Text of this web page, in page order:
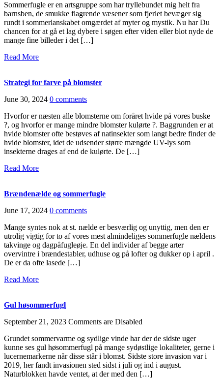
Sommerfugle er en artsgruppe som har tryllebundet mig helt fra
barnsben, de smukke flagrende væsener som fjerlet bevæger sig
rundt i sommerlanskabet omgærdet af myter og mystik. Nu har Du
chancen for at gå et lag dybere i søgen efter viden eller blot nyde de
mange fine billeder i det […]
Read More
Strategi for farve på blomster
June 30, 2024 0 comments
Hvorfor er næsten alle blomsterne om foråret hvide på vores buske
?, og hvorfor er mange mindre blomster kulørte ?. Baggrunden er at
hvide blomster ofte bestøves af natinsekter som langt bedre finder de
hvide blomster, idet de udsender større mængde UV-lys som
insekterne drages af end de kulørte. De […]
Read More
Brændenælde og sommerfugle
June 17, 2024 0 comments
Mange syntes nok at st. nælde er besværlig og unyttig, men den er
utrolig vigtig for to af vores mest almindeliges sommerfugle nældens
takvinge og dagpåfugleøje. En del individer af begge arter
overvintre i brændestabler, udhuse og på lofter og dukker op i april .
De er da ofte lasede […]
Read More
Gul høsommerfugl
September 21, 2023 Comments are Disabled
Grundet sommervarme og sydlige vinde har der de sidste uger
kunne ses gul høsommerfugl på mange sydøstlige lokaliteter, gerne i
lucernemarkerne når disse står i blomst. Sidste store invasion var i
2019, her fandt invasionen sted sidst i juli og ind i august.
Naturblokken havde ventet, at der med den […]